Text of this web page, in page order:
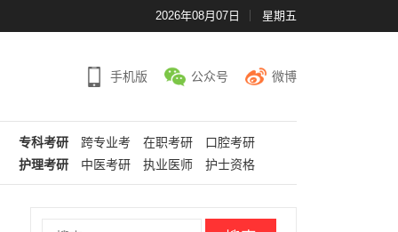
2026年08月07日 星期五
手机版 公众号 微博
专科考研 跨专业考 在职考研
口腔考研
护理考研
中医考研 执业医师 护士资格